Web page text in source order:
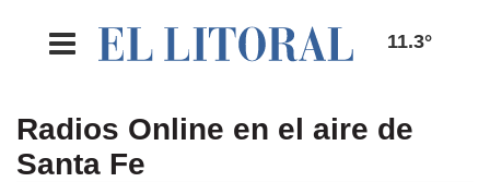
11.3°
Radios Online en el aire de
Santa Fe